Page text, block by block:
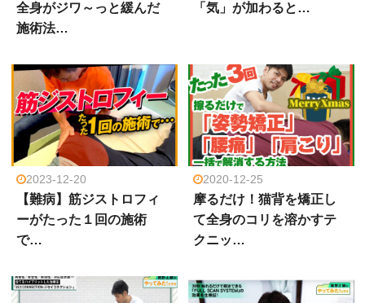
全身がジワ～っと緩んだ
施術法…
「気」が加わると…
2023-12-20
【難病】筋ジストロフィ
ーがたった１回の施術
で…
2020-12-25
摩るだけ！猫背を矯正し
て全身のコリを溶かすテ
クニッ…